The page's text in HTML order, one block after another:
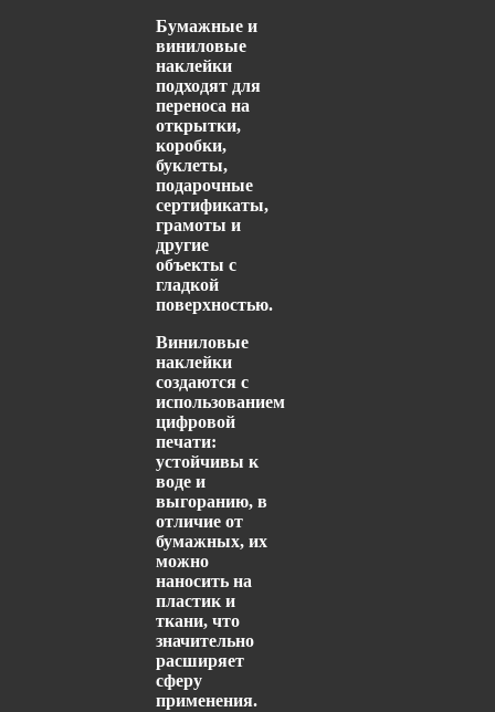
Бумажные и
виниловые
наклейки
подходят для
переноса на
открытки,
коробки,
буклеты,
подарочные
сертификаты,
грамоты и
другие
объекты с
гладкой
поверхностью.
Виниловые
наклейки
создаются с
использованием
цифровой
печати:
устойчивы к
воде и
выгоранию, в
отличие от
бумажных, их
можно
наносить на
пластик и
ткани, что
значительно
расширяет
сферу
применения.